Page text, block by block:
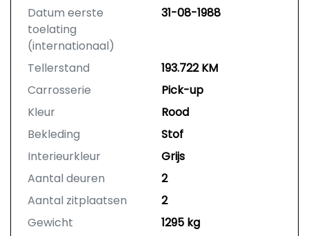
Datum eerste
toelating
(internationaal)
31-08-1988
Tellerstand
193.722 KM
Carrosserie
Pick-up
Kleur
Rood
Bekleding
Stof
Interieurkleur
Grijs
Aantal deuren
2
Aantal zitplaatsen
2
Gewicht
1295 kg